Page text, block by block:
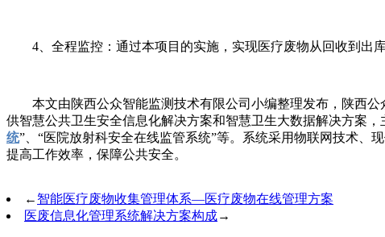
4、全程监控：通过本项目的实施，实现医疗废物从回收到出库
本文由陕西公众智能监测技术有限公司小编整理发布，陕西公
供智慧公共卫生安全信息化解决方案和智慧卫生大数据解决方案
统”、“医院放射科安全在线监管系统”等。系统采用物联网技术、
提高工作效率，保障公共安全。
← 智能医疗废物收集管理体系—医疗废物在线管理方案
医废信息化管理系统解决方案构成→